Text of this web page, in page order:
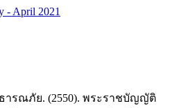
- April 2021
ารณภัย. (2550). พระราชบัญญัติ